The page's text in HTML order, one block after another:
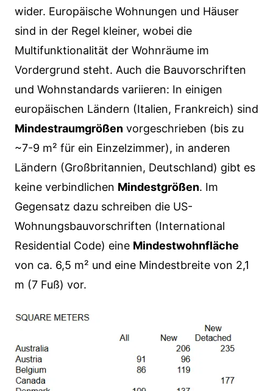
wider. Europäische Wohnungen und Häuser
sind in der Regel kleiner, wobei die
Multifunktionalität der Wohnräume im
Vordergrund steht. Auch die Bauvorschriften
und Wohnstandards variieren: In einigen
europäischen Ländern (Italien, Frankreich) sind
Mindestraumgrößen vorgeschrieben (bis zu
~7-9 m² für ein Einzelzimmer), in anderen
Ländern (Großbritannien, Deutschland) gibt es
keine verbindlichen Mindestgrößen. Im
Gegensatz dazu schreiben die US-
Wohnungsbauvorschriften (International
Residential Code) eine Mindestwohnfläche
von ca. 6,5 m² und eine Mindestbreite von 2,1
m (7 Fuß) vor.